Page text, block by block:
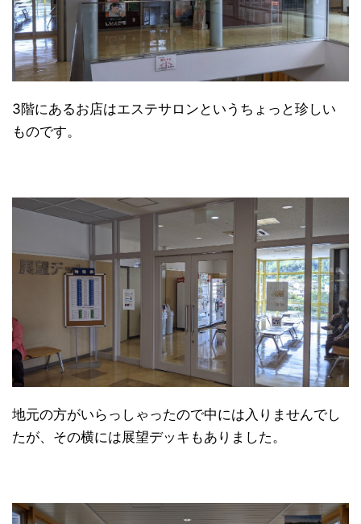
3階にあるお店はエステサロンというちょっと珍しい
ものです。
地元の方がいらっしゃったので中には入りませんでし
たが、その横には展望デッキもありました。